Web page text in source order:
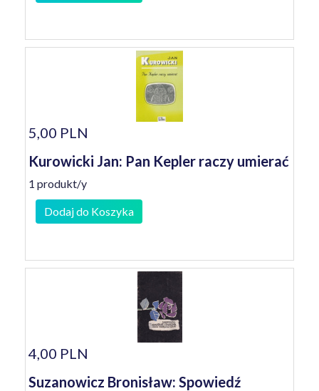
5,00 PLN
Kurowicki Jan: Pan Kepler raczy umierać
1 produkt/y
Dodaj do Koszyka
4,00 PLN
Suzanowicz Bronisław: Spowiedź